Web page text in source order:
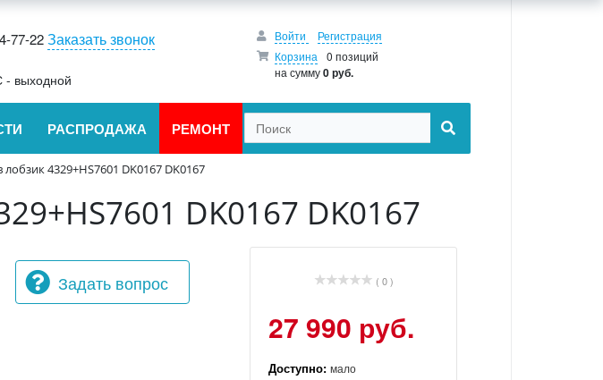
77-22 Заказать звонок
выходной
Войти
Регистрация
Корзина
0 позиций
на сумму0 руб.
РАСПРОДАЖА РЕМОНТ
4329+HS7601 DK0167 DK0167
DK0167 DK0167
Задать вопрос ( 0 )
27 990 руб.
Доступно: мало